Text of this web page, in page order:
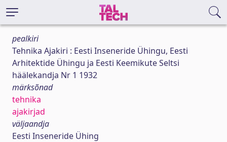
pealkiri
Tehnika Ajakiri : Eesti Inseneride Ühingu, Eesti
Arhitektide Ühingu ja Eesti Keemikute Seltsi
häälekandja Nr 1 1932
märksõnad
tehnika
ajakirjad
väljaandja
Eesti Inseneride Ühing